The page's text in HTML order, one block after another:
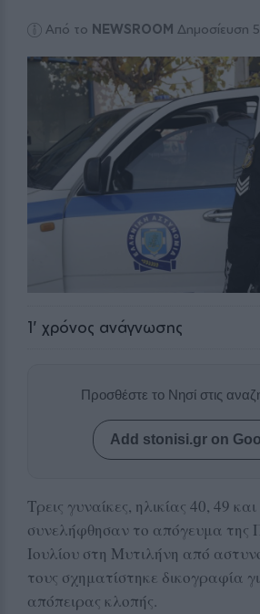
Από το NEWSROOM Δημοσίευση
1' χρόνος ανάγνωσης
Προσθέστε το Νησί στις
Add stonisi.gr on
Τρεις γυναίκες, ηλικίας 40, 49
συνελήφθησαν το απόγευμα της
Ιουλίου στη Μυτιλήνη από
τους σχηματίστηκε δικογραφία
απόπειρας κλοπής.